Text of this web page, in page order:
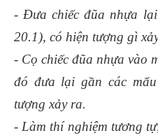
- Đưa chiếc đũa nhựa
20.1), có hiện tượng gì
- Cọ chiếc đũa nhựa vào
đó đưa lại gần các
tượng xảy ra.
- Làm thí nghiệm tương